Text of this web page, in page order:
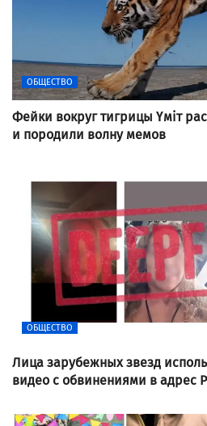
ОБЩЕСТВО
Фейки вокруг тигрицы Үміт
и породили волну мемов
ОБЩЕСТВО
Лица зарубежных звезд
видео с обвинениями в адрес